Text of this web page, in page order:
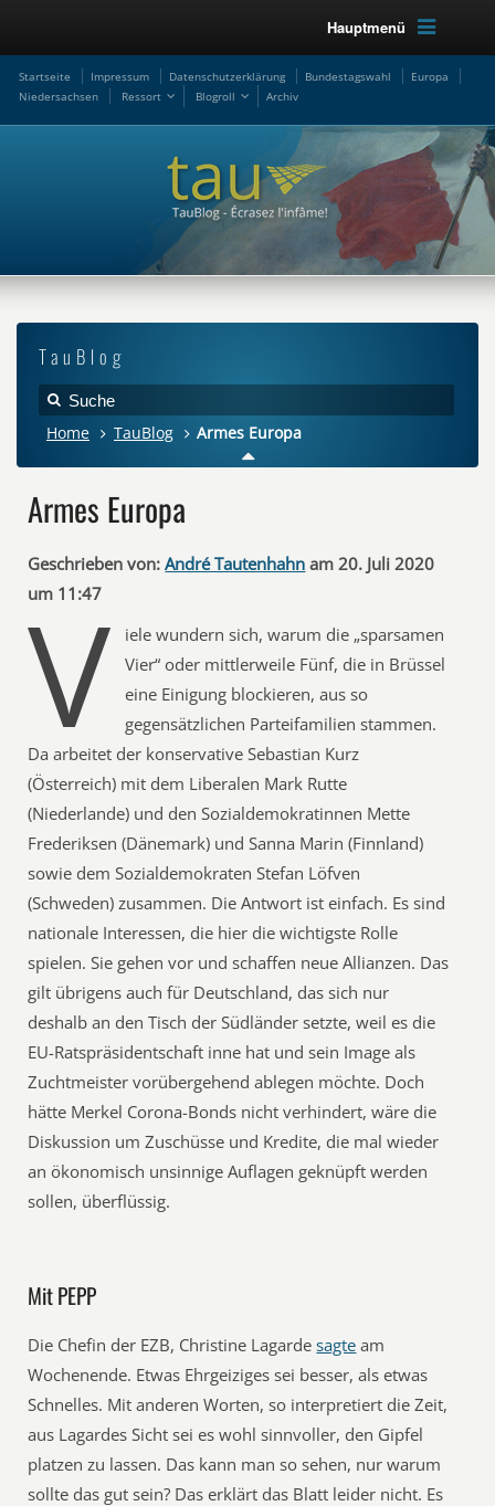
Hauptmenü
Startseite Impressum Datenschutzerklärung Bundestagswahl
Europa
Niedersachsen
Ressort Blogroll Archiv
TauBlog
Home TauBlog Armes Europa
Armes Europa
Geschrieben von: André Tautenhahn am 20. Juli 2020
um 11:47
V
iele wundern sich, warum die „sparsamen
Vier“ oder mittlerweile Fünf, die in Brüssel
eine Einigung blockieren, aus so
gegensätzlichen Parteifamilien stammen.
Da arbeitet der konservative Sebastian Kurz
(Österreich) mit dem Liberalen Mark Rutte
(Niederlande) und den Sozialdemokratinnen Mette
Frederiksen (Dänemark) und Sanna Marin (Finnland)
sowie dem Sozialdemokraten Stefan Löfven
(Schweden) zusammen. Die Antwort ist einfach. Es sind
nationale Interessen, die hier die wichtigste Rolle
spielen. Sie gehen vor und schaffen neue Allianzen. Das
gilt übrigens auch für Deutschland, das sich nur
deshalb an den Tisch der Südländer setzte, weil es die
EU-Ratspräsidentschaft inne hat und sein Image als
Zuchtmeister vorübergehend ablegen möchte. Doch
hätte Merkel Corona-Bonds nicht verhindert, wäre die
Diskussion um Zuschüsse und Kredite, die mal wieder
an ökonomisch unsinnige Auflagen geknüpft werden
sollen, überflüssig.
Mit PEPP
Die Chefin der EZB, Christine Lagardesagte am
Wochenende. Etwas Ehrgeiziges sei besser, als etwas
Schnelles. Mit anderen Worten, so interpretiert die Zeit,
aus Lagardes Sicht sei es wohl sinnvoller, den Gipfel
platzen zu lassen. Das kann man so sehen, nur warum
sollte das gut sein? Das erklärt das Blatt leider nicht. Es